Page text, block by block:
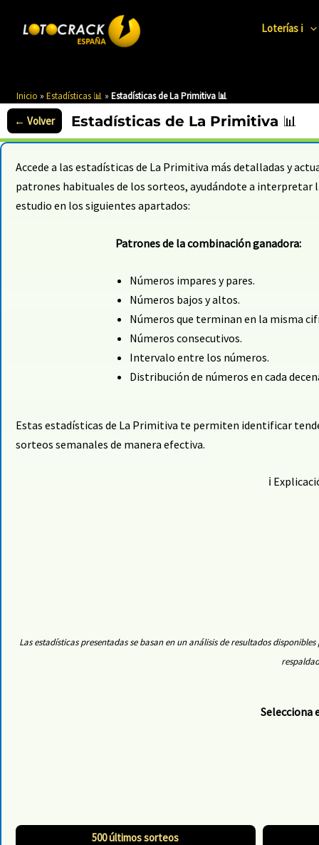
Loterías ℹ️
Inicio » Estadísticas 📊 » Estadísticas de La Primitiva 📊
Estadísticas de La Primitiva 📊
Accede a las estadísticas de La Primitiva más detalladas y
patrones habituales de los sorteos, ayudándote a interpretar
estudio en los siguientes apartados:
Patrones de la combinación ganadora:
Números impares y pares.
Números bajos y altos.
Números que terminan en la misma
Números consecutivos.
Intervalo entre los números.
Distribución de números en cada
Estas estadísticas de La Primitiva te permiten identificar
sorteos semanales de manera efectiva.
ℹ️
Las estadísticas presentadas se basan en un análisis de resultados
Selecciona
500 últimos sorteos